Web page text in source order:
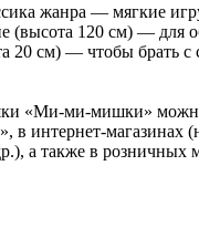
жанра — мягкие
(высота 120 см) — для
20 см) — чтобы брать с
«Ми-ми-мишки»
в интернет-магазинах
а также в розничных